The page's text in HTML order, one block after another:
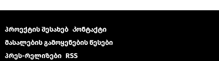
პროექტის შესახებ Კონტაქტი
მასალების გამოყენების წესები
პრეს-რელიზები RSS